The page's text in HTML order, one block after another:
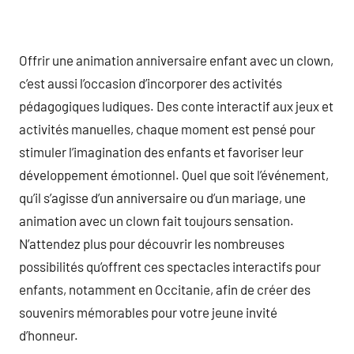
Offrir une animation anniversaire enfant avec un clown,
c’est aussi l’occasion d’incorporer des activités
pédagogiques ludiques. Des conte interactif aux jeux et
activités manuelles, chaque moment est pensé pour
stimuler l’imagination des enfants et favoriser leur
développement émotionnel. Quel que soit l’événement,
qu’il s’agisse d’un anniversaire ou d’un mariage, une
animation avec un clown fait toujours sensation.
N’attendez plus pour découvrir les nombreuses
possibilités qu’offrent ces spectacles interactifs pour
enfants, notamment en Occitanie, afin de créer des
souvenirs mémorables pour votre jeune invité
d’honneur.